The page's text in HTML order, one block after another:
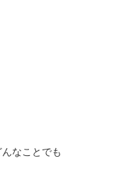
なことでも